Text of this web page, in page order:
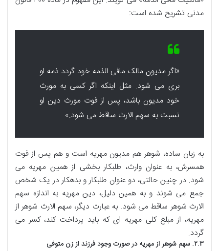
مدنی تشریح شده است:
«اگر مدیون مالک مافی الذمه خود گردد ذمه او
بری می شود. مثل اینکه اگر کسی به مورث
خود مدیون باشد، پس از فوت مورث دین او
نسبت به سهم الارث ساقط می شود.»
به زبان ساده، شوهر هم مدیون مهریه است و هم پس از فوت
همسرش، به عنوان وارث، طلبکار بخشی از همین مهریه می
شود. در چنین حالتی، دو عنوان طلبکار و بدهکار در یک شخص
جمع می شوند و به همین دلیل، دین مهریه به اندازه سهم
الارث شوهر ساقط می شود. به عبارت دیگر، سهم الارث شوهر از
مهریه، از مبلغ کلی مهریه ای که باید پرداخت کند، کسر می
گردد.
۲.۳. سهم شوهر از مهریه در صورت وجود فرزند از زن متوفی